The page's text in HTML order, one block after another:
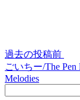
過去の投稿前
ごいちー/The
Melodies